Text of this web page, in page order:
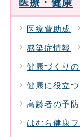
医療費助成
感染症情報
健康づくり
健康に役立
高齢者の予
はむら健康